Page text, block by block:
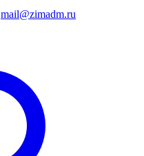
mail@zimadm.ru